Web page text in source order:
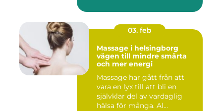
03. feb
Massage i helsingborg
vägen till mindre smärta
och mer energi
Massage har gått från att
vara en lyx till att bli en
självklar del av vardaglig
hälsa för många. Al...